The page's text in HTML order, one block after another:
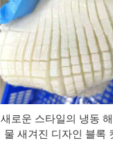
새로운 스타일의 냉동
물 새겨진 디자인 블록